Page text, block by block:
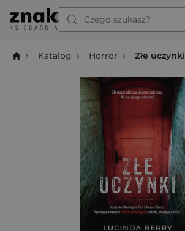
Czego szukasz?
Katalog Horror Złe uczynki